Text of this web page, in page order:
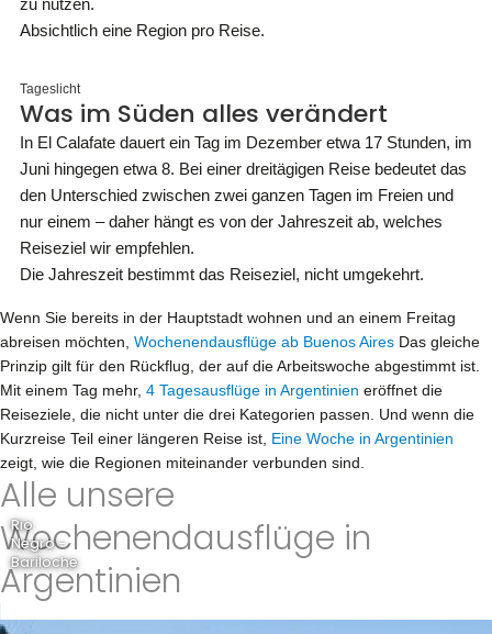
zu nutzen.
Absichtlich eine Region pro Reise.
Tageslicht
Was im Süden alles verändert
In El Calafate dauert ein Tag im Dezember etwa 17 Stunden, im
Juni hingegen etwa 8. Bei einer dreitägigen Reise bedeutet das
den Unterschied zwischen zwei ganzen Tagen im Freien und
nur einem – daher hängt es von der Jahreszeit ab, welches
Reiseziel wir empfehlen.
Die Jahreszeit bestimmt das Reiseziel, nicht umgekehrt.
Wenn Sie bereits in der Hauptstadt wohnen und an einem Freitag
abreisen möchten, Wochenendausflüge ab Buenos Aires Das gleiche
Prinzip gilt für den Rückflug, der auf die Arbeitswoche abgestimmt ist.
Mit einem Tag mehr, 4 Tagesausflüge in Argentinien eröffnet die
Reiseziele, die nicht unter die drei Kategorien passen. Und wenn die
Kurzreise Teil einer längeren Reise ist, Eine Woche in Argentinien
zeigt, wie die Regionen miteinander verbunden sind.
Alle unsere
Wochenendausflüge in
Argentinien
Rio
Negro -
Bariloche